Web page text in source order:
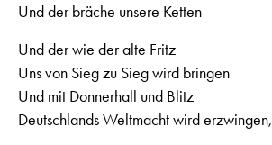
Und der bräche unsere Ketten
Und der wie der alte Fritz
Uns von Sieg zu Sieg wird bringen
Und mit Donnerhall und Blitz
Deutschlands Weltmacht wird erzwingen,